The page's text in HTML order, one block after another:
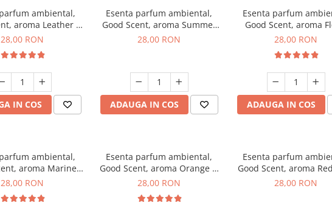
ambiental,
aroma Leather &
Oudh, 20 g
28,00 RON
IN COS
Esenta parfum ambiental,
Good Scent, aroma Summer
Melon, 20 g
28,00 RON
ADAUGA IN COS
Esenta parfum
Good Scent, aroma
Bouquet, 20 g
28,00 RON
ADAUGA IN COS
ambiental,
aroma Marine
Breeze, 20 g
28,00 RON
Esenta parfum ambiental,
Good Scent, aroma Orange &
Fresh Cinnamon, 20 g
28,00 RON
Esenta parfum
Good Scent, aroma
Bubble, 20 g
28,00 RON